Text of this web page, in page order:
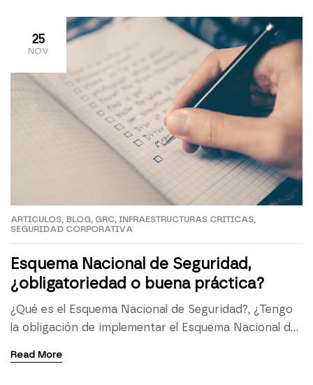
de negocio, continuidad, posicionamiento e imagen
corporativa, le […]
25
NOV
ARTICULOS, BLOG, GRC, INFRAESTRUCTURAS CRITICAS,
SEGURIDAD CORPORATIVA
Esquema Nacional de Seguridad,
¿obligatoriedad o buena práctica?
¿Qué es el Esquema Nacional de Seguridad?, ¿Tengo
la obligación de implementar el Esquema Nacional de
aplica, ¿Qué plazos tengo?; y si no estoy obligado,
Read More